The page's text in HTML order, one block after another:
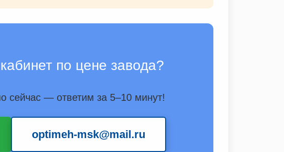
по цене завода?
сейчас — ответим за 5–10 минут!
optimeh-msk@mail.ru